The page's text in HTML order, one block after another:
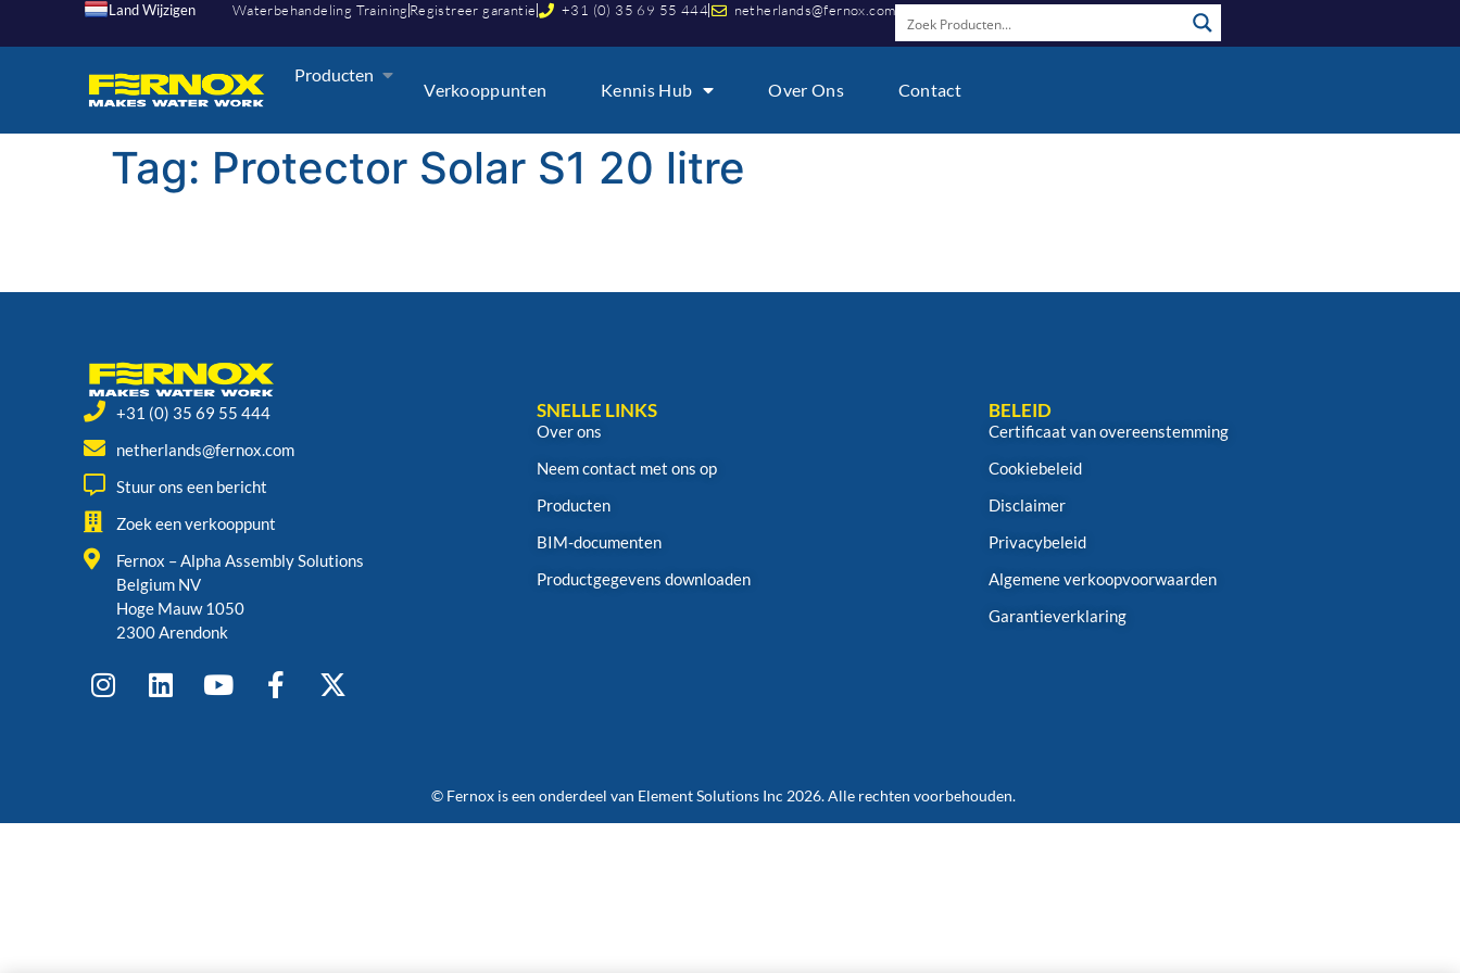
Land Wijzigen Waterbehandeling Training Registreer garantie +31 (0) 35 69 55 444 netherlands@fernox.com
Producten
Verkooppunten Kennis Hub Over Ons Contact
Tag: Protector Solar S1 20 litre
+31 (0) 35 69 55 444
netherlands@fernox.com
Stuur ons een bericht
Zoek een verkooppunt
Fernox – Alpha Assembly Solutions
Belgium NV
Hoge Mauw 1050
2300 Arendonk
SNELLE LINKS
Over ons
Neem contact met ons op
Producten
BIM-documenten
Productgegevens downloaden
BELEID
Certificaat van overeenstemming
Cookiebeleid
Disclaimer
Privacybeleid
Algemene verkoopvoorwaarden
Garantieverklaring
© Fernox is een onderdeel van Element Solutions Inc 2026. Alle rechten voorbehouden.